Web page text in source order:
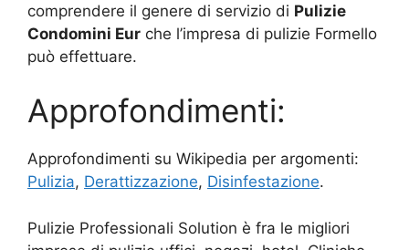
comprendere il genere di servizio di Pulizie
Condomini Eur che l’impresa di pulizie Formello
può effettuare.
Approfondimenti:
Approfondimenti su Wikipedia per argomenti:
Pulizia, Derattizzazione, Disinfestazione.
Pulizie Professionali Solution è fra le migliori